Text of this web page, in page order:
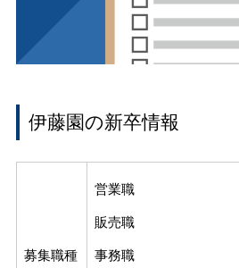
伊藤園の新卒情報
募集職種
営業職
販売職
事務職